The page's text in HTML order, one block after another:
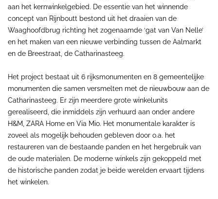
aan het kernwinkelgebied. De essentie van het winnende
concept van Rijnboutt bestond uit het draaien van de
Waaghoofdbrug richting het zogenaamde ‘gat van Van Nelle’
en het maken van een nieuwe verbinding tussen de Aalmarkt
en de Breestraat, de Catharinasteeg.
Het project bestaat uit 6 rijksmonumenten en 8 gemeentelijke
monumenten die samen versmelten met de nieuwbouw aan de
Catharinasteeg. Er zijn meerdere grote winkelunits
gerealiseerd, die inmiddels zijn verhuurd aan onder andere
H&M, ZARA Home en Via Mio. Het monumentale karakter is
zoveel als mogelijk behouden gebleven door o.a. het
restaureren van de bestaande panden en het hergebruik van
de oude materialen. De moderne winkels zijn gekoppeld met
de historische panden zodat je beide werelden ervaart tijdens
het winkelen.